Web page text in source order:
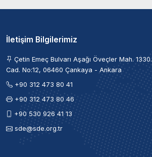
İletişim Bilgilerimiz
Çetin Emeç Bulvarı Aşağı Öveçler Mah. 1330.
Cad. No:12, 06460 Çankaya - Ankara
+90 312 473 80 41
+90 312 473 80 46
+90 530 926 41 13
sde@sde.org.tr